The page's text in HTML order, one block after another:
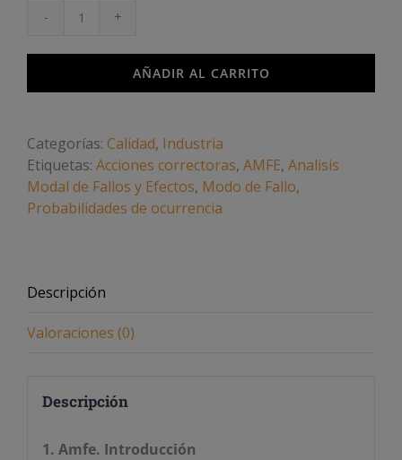
AMFE
de
y
Efectos
cantidad
AÑADIR AL CARRITO
Categorías: Calidad, Industria
Etiquetas: Acciones correctoras, AMFE, Analisis
Modal de Fallos y Efectos, Modo de Fallo,
Probabilidades de ocurrencia
Descripción
Valoraciones (0)
Descripción
1. Amfe. Introducción